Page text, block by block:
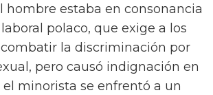
hombre estaba en consonancia
polaco, que exige a los
la discriminación por
pero causó indignación en
el minorista se enfrentó a un